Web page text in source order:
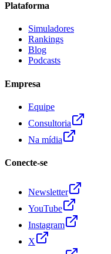
Plataforma
Simuladores
Rankings
Blog
Podcasts
Empresa
Equipe
Consultoria
Na mídia
Conecte-se
Newsletter
YouTube
Instagram
X